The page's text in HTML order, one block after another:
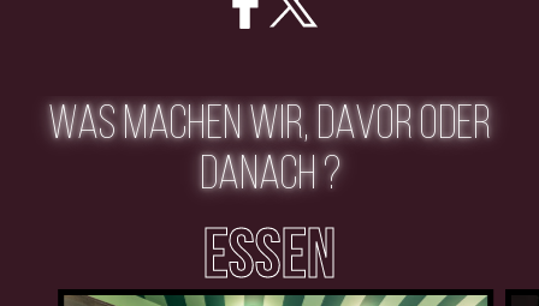
WAS MACHEN WIR, DAVOR ODER
DANACH ?
ESSEN